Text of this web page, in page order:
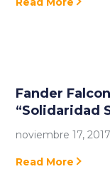
Fander
“Solidaridad
noviembre 17, 2017
Read More